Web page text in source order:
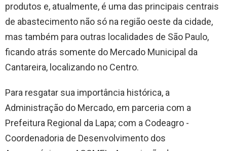
produtos e, atualmente, é uma das principais centrais
de abastecimento não só na região oeste da cidade,
mas também para outras localidades de São Paulo,
ficando atrás somente do Mercado Municipal da
Cantareira, localizando no Centro.
Para resgatar sua importância histórica, a
Administração do Mercado, em parceria com a
Prefeitura Regional da Lapa; com a Codeagro -
Coordenadoria de Desenvolvimento dos